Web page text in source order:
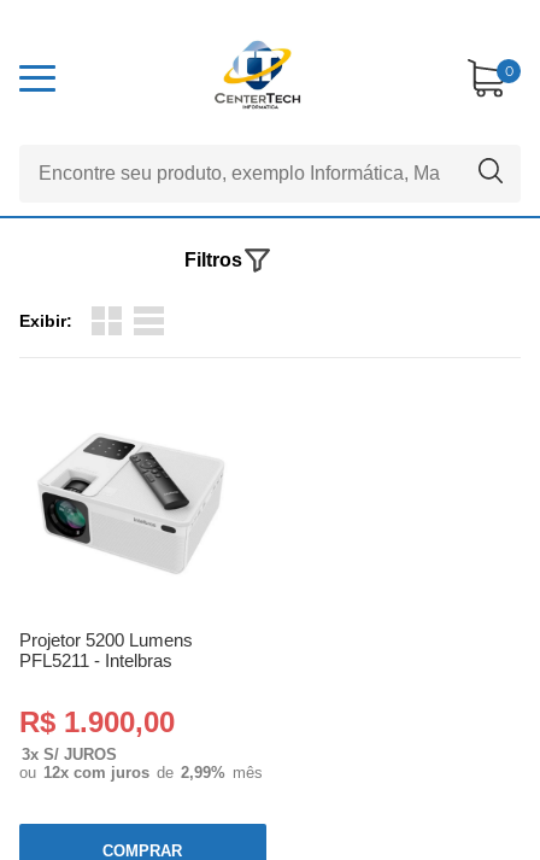
0
Exibir:
Filtros
Projetor 5200 Lumens
PFL5211 - Intelbras
R$ 1.900,00
3x S/ JUROS
ou 12x com juros de 2,99% mês
COMPRAR